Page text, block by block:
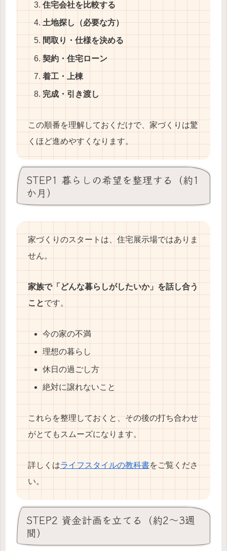
住宅会社を比較する
土地探し（必要な方）
間取り・仕様を決める
契約・住宅ローン
着工・上棟
完成・引き渡し
この順番を理解しておくだけで、家づくりは驚
くほど進めやすくなります。
STEP1 暮らしの希望を整理する（約1
か月）
家づくりのスタートは、住宅展示場ではありま
せん。
家族で「どんな暮らしがしたいか」を話し合う
ことです。
今の家の不満
理想の暮らし
休日の過ごし方
絶対に譲れないこと
これらを整理しておくと、その後の打ち合わせ
がとてもスムーズになります。
詳しくはライフスタイルの教科書をご覧くださ
い。
STEP2 資金計画を立てる（約2〜3週
間）